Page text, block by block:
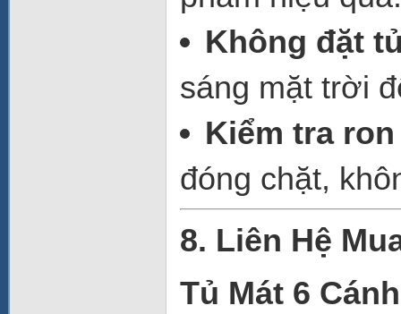
Không đặt
sáng mặt trời
Kiểm tra
đóng chặt,
8. Liên Hệ
Tủ Mát 6